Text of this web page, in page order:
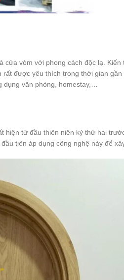
vòm với phong cách độc lạ.
được yêu thích trong thời gian
dụng văn phòng, homestay,…
từ đầu thiên niên kỷ thứ hai
tiên áp dụng công nghệ này để